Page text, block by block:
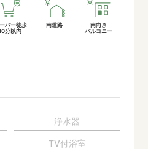
パー徒歩
分以内
南道路
南向き
バルコニー
浄水器
TV付浴室